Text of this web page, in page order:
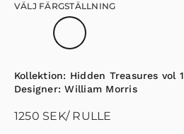
Kollektion: Hidden Treasures vol 1
Designer:William Morris
VÄLJ FÄRGSTÄLLNING
1250 SEK/ RULLE